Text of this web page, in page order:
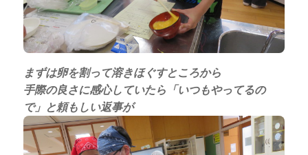
まずは卵を割って溶きほぐすところから
手際の良さに感心していたら「いつもやってるの
で」と頼もしい返事が